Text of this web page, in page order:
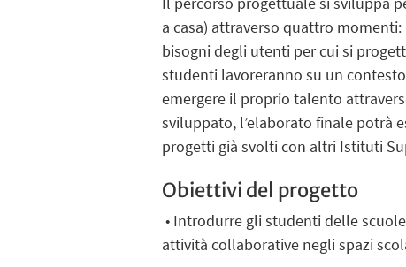
a casa) attraverso quattro
bisogni degli utenti per cui si
studenti lavoreranno su un
emergere il proprio talento
sviluppato, l’elaborato finale potrà
progetti già svolti con altri Istituti
Obiettivi del progetto
• Introdurre gli studenti delle
attività collaborative negli spazi